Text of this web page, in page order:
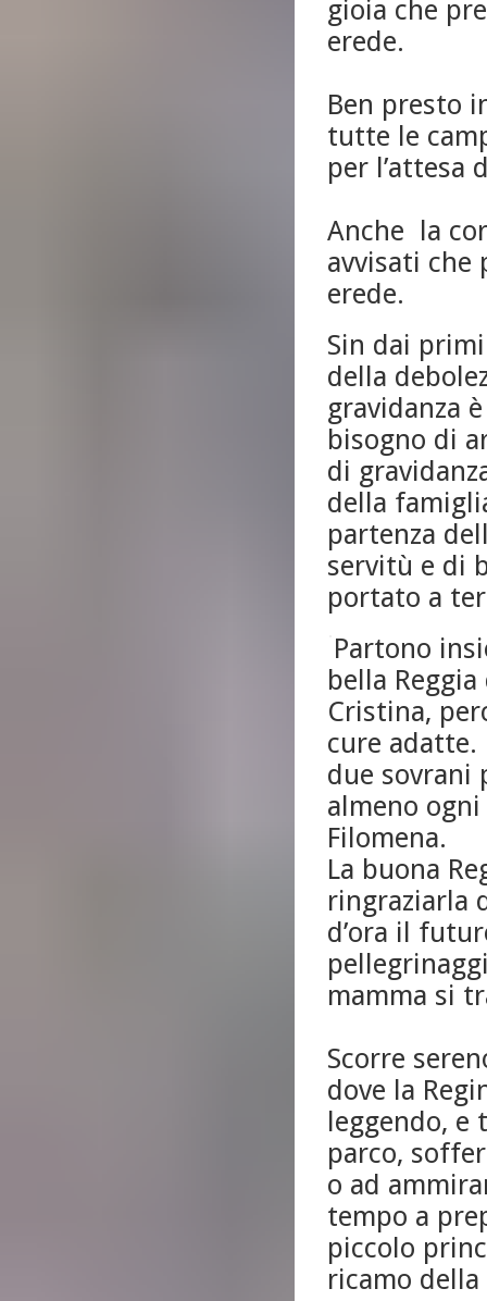
gioia che
erede.
Ben presto
tutte le
per l’attesa
Anche la
avvisati che
erede.
Sin dai
della
gravidanza
bisogno di
di
della
partenza
servitù e di
portato a
Partono
bella
Cristina,
cure
due sovrani
almeno
Filomena.
La buona
ringraziarla
d’ora il
mamma si
Scorre
dove la
leggendo, e
parco,
o ad
tempo a
piccolo
ricamo della